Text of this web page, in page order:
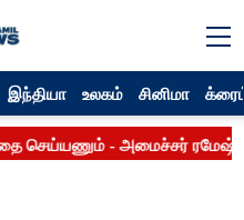
இந்தியா உலகம் சினிமா